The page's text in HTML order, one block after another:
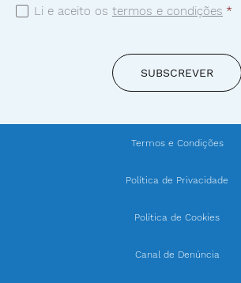
Consentimento
Li e aceito os termos e condições *
SUBSCREVER
Termos e Condições
Política de Privacidade
Política de Cookies
Canal de Denúncia